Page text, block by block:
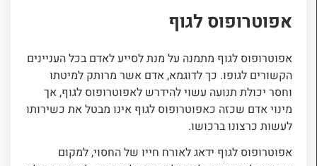
אפוטרופוס לגוף
אפוטרופוס לגוף מתמנה על מנת לסייע לאדם בכל העניינים
הקשורים לגופו. כך לדוגמא, אדם אשר מרותק למיטתו
וחסר יכולת תנועה עשוי להידרש לאפוטרופוס לגוף, אך
מינוי אדם שכזה כאפוטרופוס לגוף אינו מבטל את כשירותו
לעשות כרצונו ברכושו.
אפוטרופוס לגוף ידאג לאורח חייו של החסוי, למקום